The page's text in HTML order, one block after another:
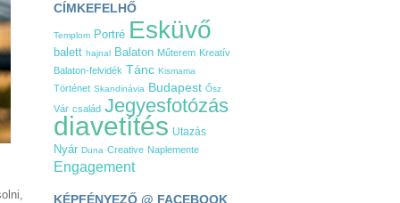
CÍMKEFELHŐ
Templom Portré Esküvő
balett hajnal Balaton Műterem Kreatív
Balaton-felvidék Tánc Kismama
Történet Skandinávia Budapest Ősz
Vár család Jegyesfotózás
diavetítés Utazás
Nyár Duna Creative Naplemente
Engagement
KÉPFÉNYEZŐ @ FACEBOOK